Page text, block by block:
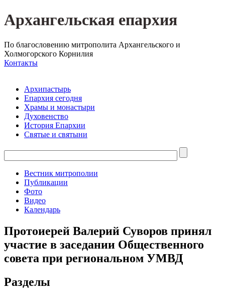
Архангельская епархия
По благословению митрополита Архангельского и
Холмогорского Корнилия
Контакты
Архипастырь
Епархия сегодня
Храмы и монастыри
Духовенство
История Епархии
Святые и святыни
Вестник митрополии
Публикации
Фото
Видео
Календарь
Протоиерей Валерий Суворов принял
участие в заседании Общественного
совета при региональном УМВД
Разделы